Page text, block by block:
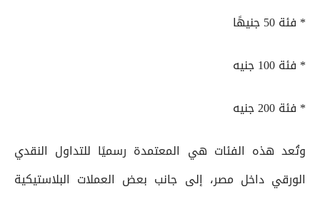
* فئة 50 جنيهًا
* فئة 100 جنيه
* فئة 200 جنيه
وتُعد هذه الفئات هي المعتمدة رسميًا للتداول النقدي
الورقي داخل مصر، إلى جانب بعض العملات البلاستيكية